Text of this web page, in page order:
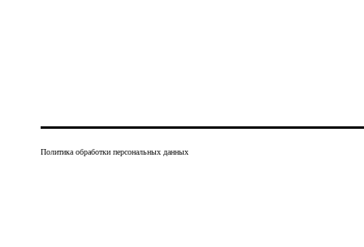
Политика обработки персональных данных